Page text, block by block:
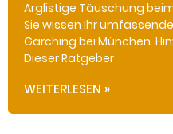
Arglistige Täuschung
Sie wissen Ihr
Garching bei München.
Dieser Ratgeber
WEITERLESEN »